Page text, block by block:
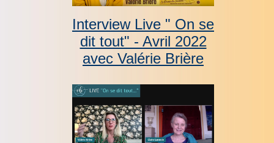
Interview Live " On se
dit tout" - Avril 2022
avec Valérie Brière